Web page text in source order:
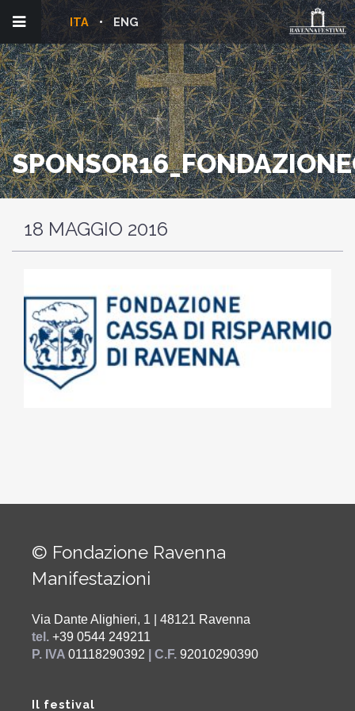
ENG
ITA
18 MAGGIO 2016
© Fondazione Ravenna
Manifestazioni
Via Dante Alighieri, 1 | 48121 Ravenna
tel. +39 0544 249211
P. IVA 01118290392 | C.F. 92010290390
Il festival